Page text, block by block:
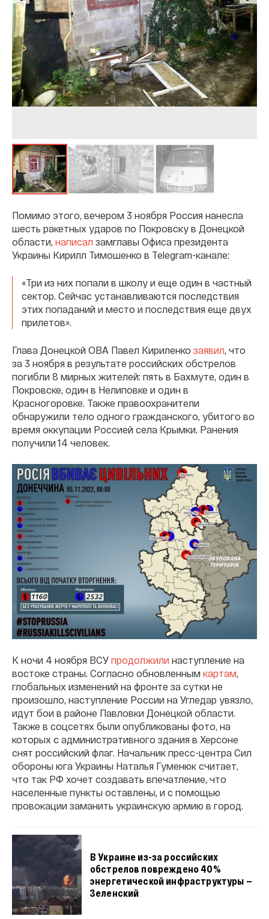
Помимо этого, вечером 3 ноября Россия нанесла
шесть ракетных ударов по Покровску в Донецкой
области, написал замглавы Офиса президента
Украины Кирилл Тимошенко в Telegram-канале:
«Три из них попали в школу и еще один в частный
сектор. Сейчас устанавливаются последствия
этих попаданий и место и последствия еще двух
прилетов».
Глава Донецкой ОВА Павел Кириленко заявил , что
за 3 ноября в результате российских обстрелов
погибли 8 мирных жителей: пять в Бахмуте, один в
Покровске, один в Нелиповке и один в
Красногоровке. Также правоохранители
обнаружили тело одного гражданского, убитого во
время оккупации Россией села Крымки. Ранения
получили 14 человек.
К ночи 4 ноября ВСУ продолжили наступление на
востоке страны. Согласно обновленным картам,
глобальных изменений на фронте за сутки не
произошло, наступление России на Угледар увязло,
идут бои в районе Павловки Донецкой области.
Также в соцсетях были опубликованы фото, на
которых с административного здания в Херсоне
снят российский флаг. Начальник пресс-центра Сил
обороны юга Украины Наталья Гуменюк считает,
что так РФ хочет создавать впечатление, что
населенные пункты оставлены, и с помощью
провокации заманить украинскую армию в город.
В Украине из-за российских
обстрелов повреждено 40%
энергетической инфраструктуры —
Зеленский